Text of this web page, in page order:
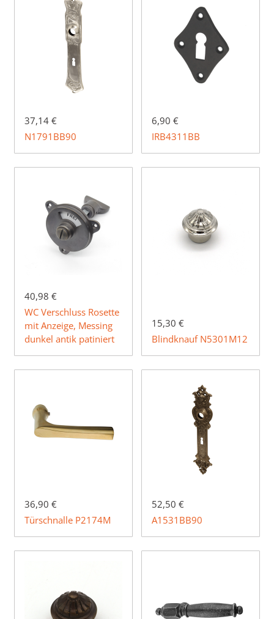
37,14 €
N1791BB90
6,90 €
IRB4311BB
40,98 €
WC Verschluss Rosette
mit Anzeige, Messing
dunkel antik patiniert
15,30 €
Blindknauf N5301M12
36,90 €
Türschnalle P2174M
52,50 €
A1531BB90